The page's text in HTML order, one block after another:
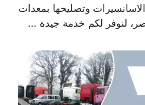
وتصليحها بمعدات
لنوفر لكم خدمة جيدة ...